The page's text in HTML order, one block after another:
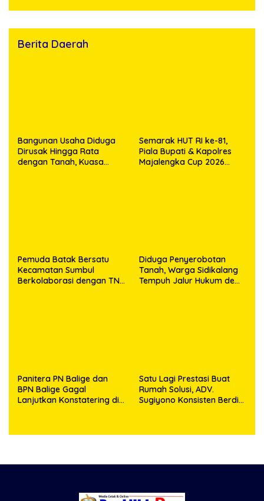
Berita Daerah
Bangunan Usaha Diduga
Dirusak Hingga Rata
dengan Tanah, Kuasa
Semarak HUT RI ke-81,
Piala Bupati & Kapolres
Majalengka Cup 2026
Pemuda Batak Bersatu
Kecamatan Sumbul
Berkolaborasi dengan TNI
Diduga Penyerobotan
Tanah, Warga Sidikalang
Tempuh Jalur Hukum demi
Panitera PN Balige dan
BPN Balige Gagal
Lanjutkan Konstatering di
Satu Lagi Prestasi Buat
Rumah Solusi, ADV.
Sugiyono Konsisten Berdiri